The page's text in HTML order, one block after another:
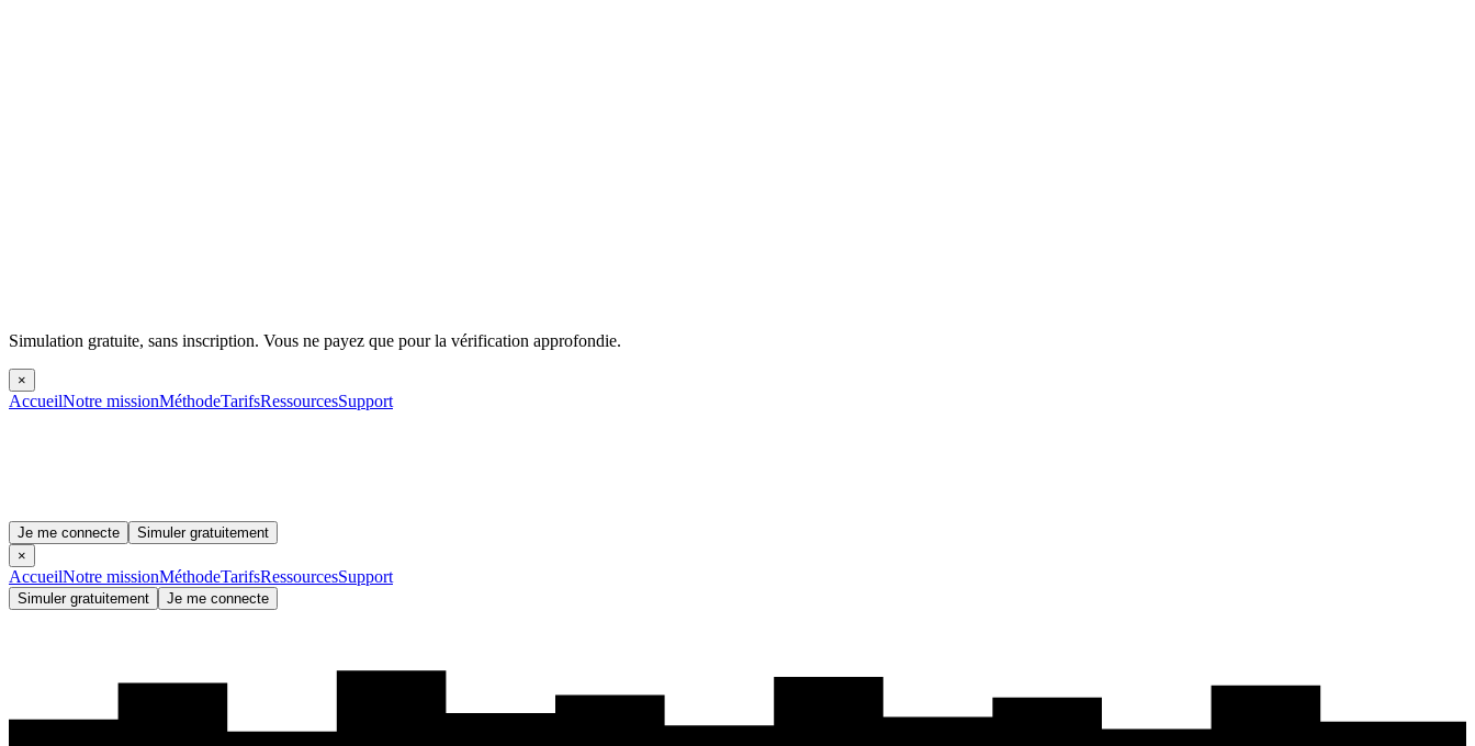
Simulation gratuite, sans inscription. Vous ne payez que pour la vérification approfondie.
×
AccueilNotre missionMéthodeTarifsRessourcesSupport
Je me connecte
Simuler gratuitement
×
AccueilNotre missionMéthodeTarifsRessourcesSupport
Simuler gratuitement Je me connecte